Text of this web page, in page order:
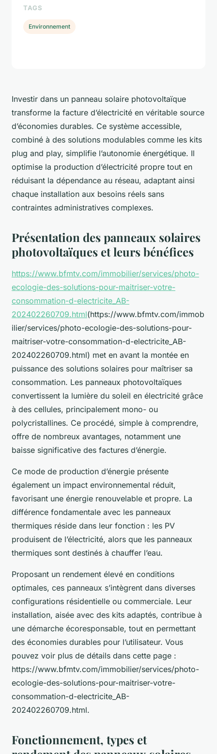
Investir dans un panneau solaire photovoltaïque
transforme la facture d’électricité en véritable source
d’économies durables. Ce système accessible,
combiné à des solutions modulables comme les kits
plug and play, simplifie l’autonomie énergétique. Il
optimise la production d’électricité propre tout en
réduisant la dépendance au réseau, adaptant ainsi
chaque installation aux besoins réels sans
contraintes administratives complexes.
Présentation des panneaux solaires
photovoltaïques et leurs bénéfices
https://www.bfmtv.com/immobilier/services/photo-
ecologie-des-solutions-pour-maitriser-votre-
consommation-d-electricite_AB-
202402260709.html(https://www.bfmtv.com/immob
ilier/services/photo-ecologie-des-solutions-pour-
maitriser-votre-consommation-d-electricite_AB-
202402260709.html) met en avant la montée en
puissance des solutions solaires pour maîtriser sa
consommation. Les panneaux photovoltaïques
convertissent la lumière du soleil en électricité grâce
à des cellules, principalement mono- ou
polycristallines. Ce procédé, simple à comprendre,
offre de nombreux avantages, notamment une
baisse significative des factures d’énergie.
Ce mode de production d’énergie présente
également un impact environnemental réduit,
favorisant une énergie renouvelable et propre. La
différence fondamentale avec les panneaux
thermiques réside dans leur fonction : les PV
produisent de l’électricité, alors que les panneaux
thermiques sont destinés à chauffer l’eau.
Proposant un rendement élevé en conditions
optimales, ces panneaux s’intègrent dans diverses
configurations résidentielle ou commerciale. Leur
installation, aisée avec des kits adaptés, contribue à
une démarche écoresponsable, tout en permettant
des économies durables pour l’utilisateur. Vous
pouvez voir plus de détails dans cette page :
https://www.bfmtv.com/immobilier/services/photo-
ecologie-des-solutions-pour-maitriser-votre-
consommation-d-electricite_AB-
202402260709.html.
Fonctionnement, types et
TAGS
Environnement